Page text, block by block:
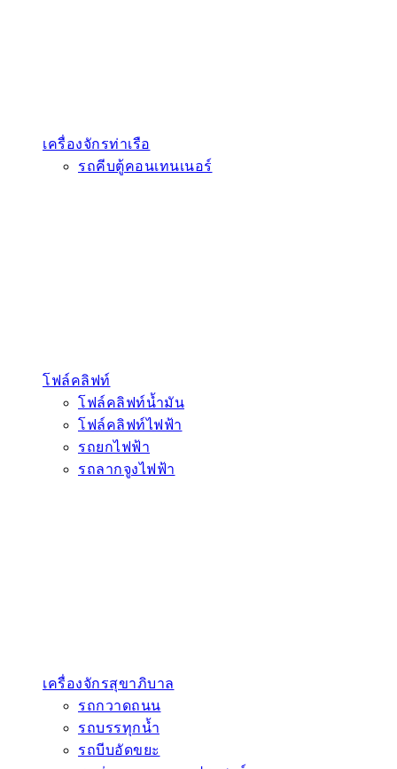
เครื่องจักรท่าเรือ
รถคีบตู้คอนเทนเนอร์
โฟล์คลิฟท์
โฟล์คลิฟท์น้ำมัน
โฟล์คลิฟท์ไฟฟ้า
รถยกไฟฟ้า
รถลากจูงไฟฟ้า
เครื่องจักรสุขาภิบาล
รถกวาดถนน
รถบรรทุกน้ำ
รถบีบอัดขยะ